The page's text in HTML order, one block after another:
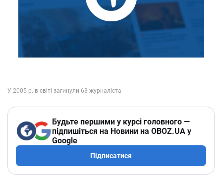
Будьте першими у курсі головного —
підпишіться на Новини на OBOZ.UA у
Google
Підписатися